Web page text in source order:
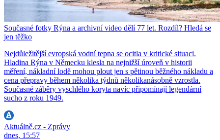
Současné fotky Rýna a archivní video dělí 77 let. Rozdíl? Hledá se
jen těžko
Nejdůležitější evropská vodní tepna se ocitla v kritické situaci.
Hladina Rýna v Německu klesla na nejnižší úroveň v historii
měření, nákladní lodě mohou plout jen s pětinou běžného nákladu a
cena přepravy během několika týdnů několikanásobně vzrostla.
Současné záběry vyschlého koryta navíc připomínají legendární
sucho z roku 1949.
Aktuálně.cz - Zprávy
dnes, 15:57